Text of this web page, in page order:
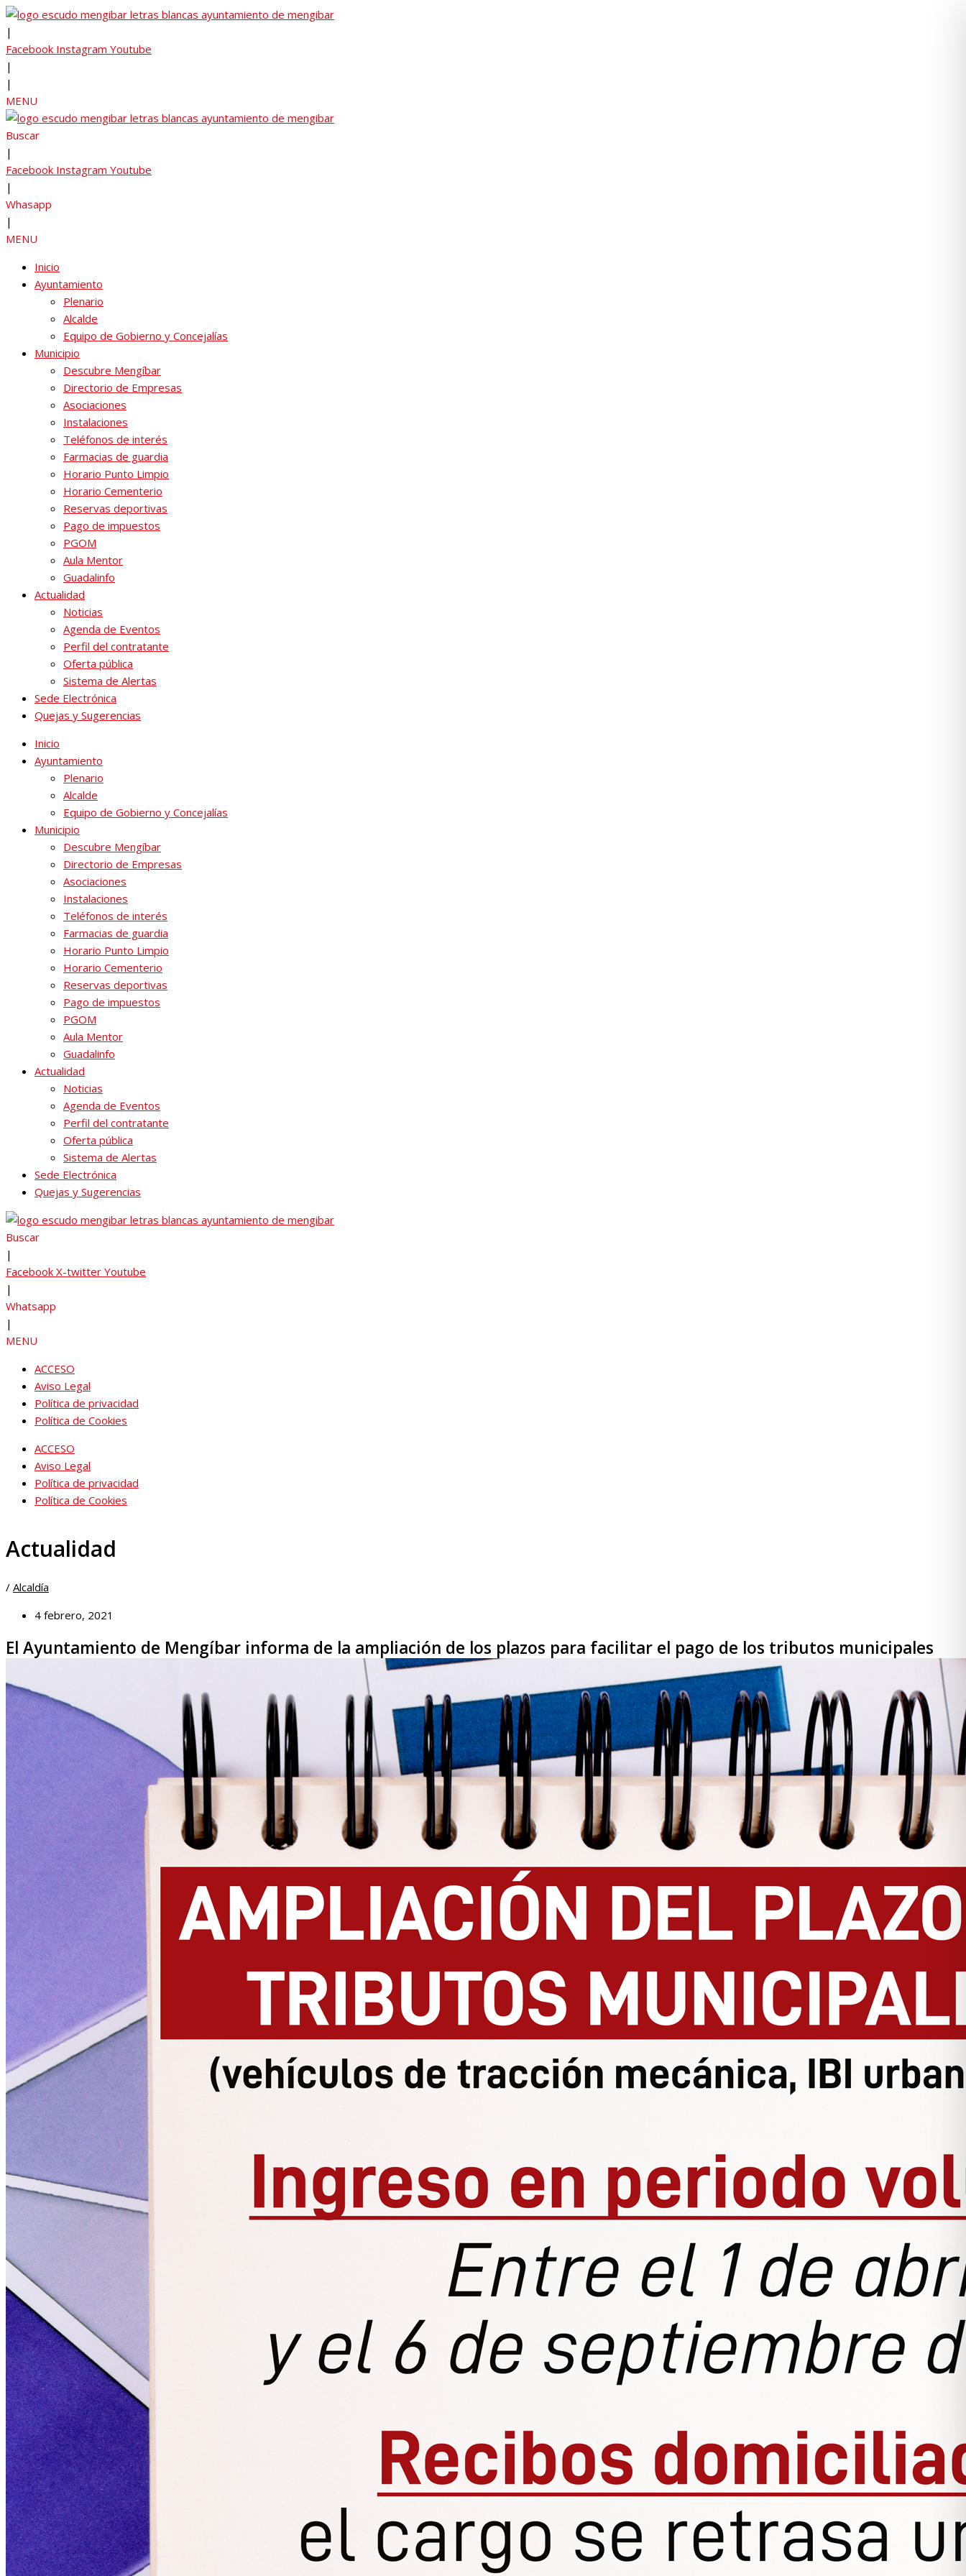
|
Facebook Instagram Youtube
|
|
MENU
Buscar
|
Facebook Instagram Youtube
|
Whasapp
|
MENU
Inicio
Ayuntamiento
Plenario
Alcalde
Equipo de Gobierno y Concejalías
Municipio
Descubre Mengíbar
Directorio de Empresas
Asociaciones
Instalaciones
Teléfonos de interés
Farmacias de guardia
Horario Punto Limpio
Horario Cementerio
Reservas deportivas
Pago de impuestos
PGOM
Aula Mentor
Guadalinfo
Actualidad
Noticias
Agenda de Eventos
Perfil del contratante
Oferta pública
Sistema de Alertas
Sede Electrónica
Quejas y Sugerencias
Inicio
Ayuntamiento
Plenario
Alcalde
Equipo de Gobierno y Concejalías
Municipio
Descubre Mengíbar
Directorio de Empresas
Asociaciones
Instalaciones
Teléfonos de interés
Farmacias de guardia
Horario Punto Limpio
Horario Cementerio
Reservas deportivas
Pago de impuestos
PGOM
Aula Mentor
Guadalinfo
Actualidad
Noticias
Agenda de Eventos
Perfil del contratante
Oferta pública
Sistema de Alertas
Sede Electrónica
Quejas y Sugerencias
Buscar
|
Facebook X-twitter Youtube
|
Whatsapp
|
MENU
ACCESO
Aviso Legal
Política de privacidad
Política de Cookies
ACCESO
Aviso Legal
Política de privacidad
Política de Cookies
Actualidad
/ Alcaldía
4 febrero, 2021
El Ayuntamiento de Mengíbar informa de la ampliación de los plazos para facilitar el pago de los tributos municipales